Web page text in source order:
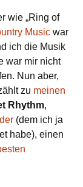
wie „Ring of
Music war
ich die Musik
war mir nicht
Nun aber,
zu meinen
Rhythm,
(dem ich ja
habe), einen